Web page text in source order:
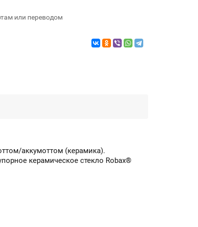
или переводом
аккумоттом (керамика).
керамическое стекло Robax®